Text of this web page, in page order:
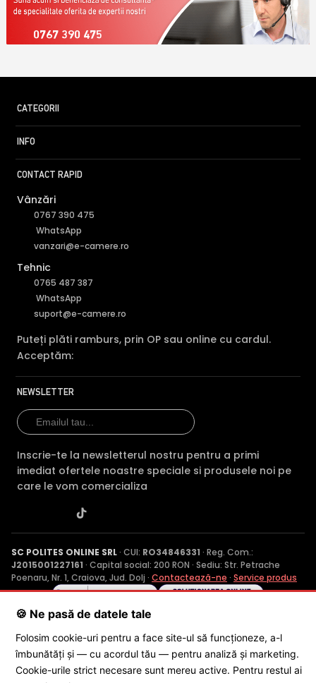
0767 390 475
CATEGORII
INFO
CONTACT RAPID
Vânzări
0767 390 475
WhatsApp
vanzari@e-camere.ro
Tehnic
0765 487 387
WhatsApp
suport@e-camere.ro
Puteți plăti ramburs, prin OP sau online cu cardul.
Acceptăm:
NEWSLETTER
Inscrie-te la newsletterul nostru pentru a primi
imediat ofertele noastre speciale si produsele noi pe
care le vom comercializa
SC POLITES ONLINE SRL· CUI: RO34846331 · Reg. Com.:
J2015001227161 · Capital social: 200 RON · Sediu: Str. Petrache
Poenaru, Nr. 1, Craiova, Jud. Dolj · Contactează-ne · Service produs
🍪 Ne pasă de datele tale
Folosim cookie-uri pentru a face site-ul să funcționeze, a-l
îmbunătăți și — cu acordul tău — pentru analiză și marketing.
Cookie-urile strict necesare sunt mereu active. Pentru restul ai